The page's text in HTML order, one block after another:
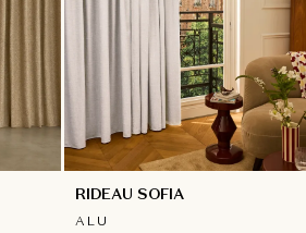
RIDEAU SOFIA
ALU